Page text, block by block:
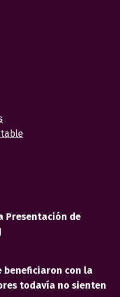
Presentación de
beneficiaron con la
todavía no sienten